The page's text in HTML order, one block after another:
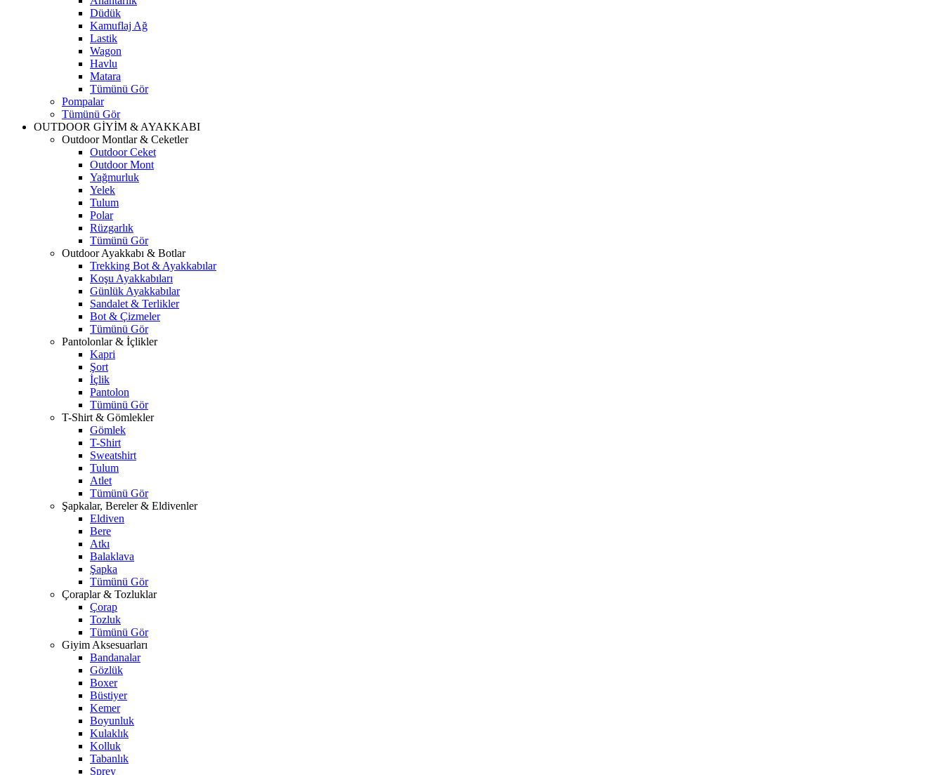
Düdük
Kamuflaj Ağ
Lastik
Wagon
Havlu
Matara
Tümünü Gör
Pompalar
Tümünü Gör
OUTDOOR GİYİM & AYAKKABI
Outdoor Montlar & Ceketler
Outdoor Ceket
Outdoor Mont
Yağmurluk
Yelek
Tulum
Polar
Rüzgarlık
Tümünü Gör
Outdoor Ayakkabı & Botlar
Trekking Bot & Ayakkabılar
Koşu Ayakkabıları
Günlük Ayakkabılar
Sandalet & Terlikler
Bot & Çizmeler
Tümünü Gör
Pantolonlar & İçlikler
Kapri
Şort
İçlik
Pantolon
Tümünü Gör
T-Shirt & Gömlekler
Gömlek
T-Shirt
Sweatshirt
Tulum
Atlet
Tümünü Gör
Şapkalar, Bereler & Eldivenler
Eldiven
Bere
Atkı
Balaklava
Şapka
Tümünü Gör
Çoraplar & Tozluklar
Çorap
Tozluk
Tümünü Gör
Giyim Aksesuarları
Bandanalar
Gözlük
Boxer
Büstiyer
Kemer
Boyunluk
Kulaklık
Kolluk
Tabanlık
Sprey